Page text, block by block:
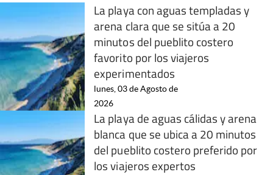
La playa con aguas templadas y
arena clara que se sitúa a 20
minutos del pueblito costero
favorito por los viajeros
experimentados
lunes, 03 de Agosto de
2026
La playa de aguas cálidas y arena
blanca que se ubica a 20 minutos
del pueblito costero preferido por
los viajeros expertos